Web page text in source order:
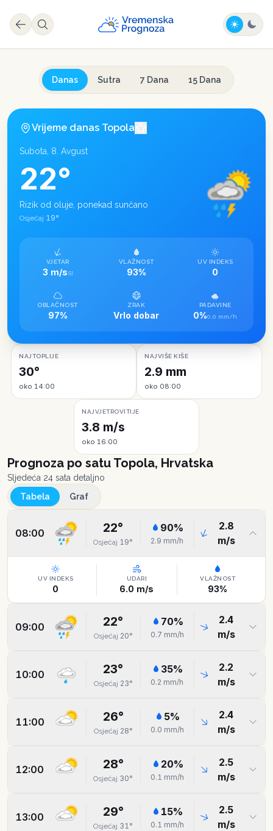
Danas Sutra 7 Dana 15 Dana
Vrijeme danas Topola
Subota, 8. Avgust
22°
Rizik od oluje, ponekad sunčano
Osjećaj 19°
VJETAR
3 m/sSI
VLAŽNOST
93%
UV INDEKS
0
OBLAČNOST
97%
ZRAK
Vrlo dobar
PADAVINE
0%0.0 mm/h
NAJTOPLIJE
30°
oko 14:00
NAJVIŠE KIŠE
2.9 mm
oko 08:00
NAJVJETROVITIJE
3.8 m/s
oko 16:00
Prognoza po satu Topola, Hrvatska
Sljedeća 24 sata detaljno
Tabela
Graf
08:00 22°
Osjećaj 19°
90%
2.9 mm/h
2.8
m/s
UV INDEKS
0
UDARI
6.0 m/s
VLAŽNOST
93%
09:00 22°
Osjećaj 20°
70%
0.7 mm/h
2.4
m/s
10:00 23°
Osjećaj 23°
35%
0.2 mm/h
2.2
m/s
11:00 26°
Osjećaj 28°
5%
0.0 mm/h
2.4
m/s
12:00 28°
Osjećaj 30°
20%
0.1 mm/h
2.5
m/s
13:00 29°
Osjećaj 31°
15%
0.1 mm/h
2.5
m/s